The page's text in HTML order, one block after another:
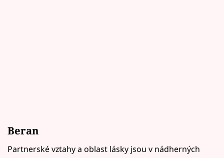
Beran
Partnerské vztahy a oblast lásky jsou v nádherných